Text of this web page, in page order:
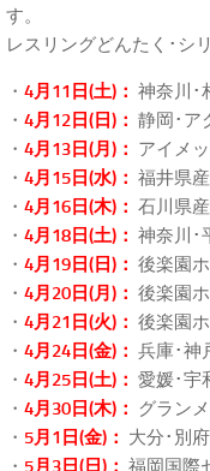
す。
レスリングどんたく･シ
・ 4月11日(土)： 神奈川･
・ 4月12日(日)： 静岡･ア
・ 4月13日(月)： アイメ
・ 4月15日(水)： 福井県
・ 4月16日(木)： 石川県
・ 4月18日(土)： 神奈川･
・ 4月19日(日)： 後楽園
・ 4月20日(月)： 後楽園
・ 4月21日(火)： 後楽園
・ 4月24日(金)： 兵庫･神
・ 4月25日(土)： 愛媛･宇
・ 4月30日(木)： グラン
・ 5月1日(金)： 大分･別
・ 5月3日(日)： 福岡国際